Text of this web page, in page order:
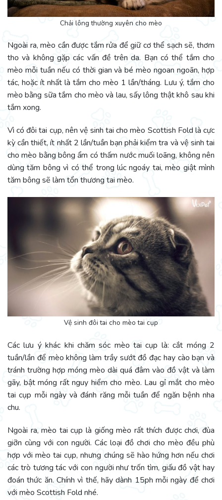
Chải lông thường xuyên cho mèo
Ngoài ra, mèo cần được tắm rửa để giữ cơ thể sạch sẽ, thơm
tho và không gặp các vấn đề trên da. Bạn có thể tắm cho
mèo mỗi tuần nếu có thời gian và bé mèo ngoan ngoãn, hợp
tác, hoặc ít nhất là tắm cho mèo 1 lần/tháng. Lưu ý, tắm cho
mèo bằng sữa tắm cho mèo và lau, sấy lông thật khô sau khi
tắm xong.
Vì có đôi tai cụp, nên vệ sinh tai cho mèo Scottish Fold là cực
kỳ cần thiết, ít nhất 2 lần/tuần bạn phải kiểm tra và vệ sinh tai
cho mèo bằng bông ẩm có thấm nước muối loãng, không nên
dùng tăm bông vì có thể trong lúc ngoáy tai, mèo giật mình
tăm bông sẽ làm tổn thương tai mèo.
Vệ sinh đôi tai cho mèo tai cụp
Các lưu ý khác khi chăm sóc mèo tai cụp là: cắt móng 2
tuần/lần để mèo không làm trầy sướt đồ đạc hay cào bạn và
tránh trường hợp móng mèo dài quá đâm vào đồ vật và làm
gãy, bật móng rất nguy hiểm cho mèo. Lau gỉ mắt cho mèo
tai cụp mỗi ngày và đánh răng mỗi tuần để ngăn bệnh nha
chu.
Ngoài ra, mèo tai cụp là giống mèo rất thích được chơi, đùa
giỡn cùng với con người. Các loại đồ chơi cho mèo đều phù
hợp với mèo tai cụp, nhưng chúng sẽ hào hứng hơn nếu chơi
các trò tương tác với con người như trốn tìm, giấu đồ vật hay
đoán thức ăn. Chính vì thế, hãy dành 15ph mỗi ngày để chơi
với mèo Scottish Fold nhé.